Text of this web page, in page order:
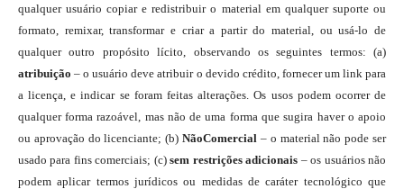
qualquer usuário copiar e redistribuir o material em qualquer suporte ou
formato, remixar, transformar e criar a partir do material, ou usá-lo de
qualquer outro propósito lícito, observando os seguintes termos: (a)
atribuição – o usuário deve atribuir o devido crédito, fornecer um link para
a licença, e indicar se foram feitas alterações. Os usos podem ocorrer de
qualquer forma razoável, mas não de uma forma que sugira haver o apoio
ou aprovação do licenciante; (b)NãoComercial – o material não pode ser
usado para fins comerciais; (c)sem restrições adicionais – os usuários não
podem aplicar termos jurídicos ou medidas de caráter tecnológico que